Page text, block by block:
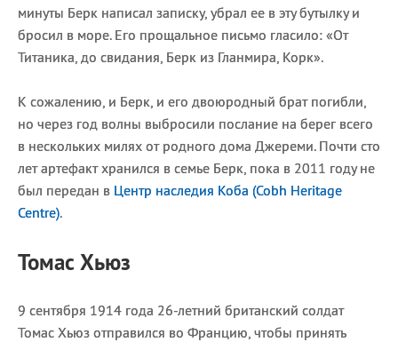
минуты Берк написал записку, убрал ее в эту бутылку и
бросил в море. Его прощальное письмо гласило: «От
Титаника, до свидания, Берк из Гланмира, Корк».
К сожалению, и Берк, и его двоюродный брат погибли,
но через год волны выбросили послание на берег всего
в нескольких милях от родного дома Джереми. Почти сто
лет артефакт хранился в семье Берк, пока в 2011 году не
был передан в Центр наследия Коба (Cobh Heritage
Centre).
Томас Хьюз
9 сентября 1914 года 26-летний британский солдат
Томас Хьюз отправился во Францию, чтобы принять